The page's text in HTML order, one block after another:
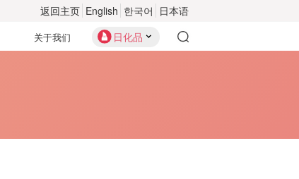
返回主页 English 한국어 日本语
关于我们 日化品